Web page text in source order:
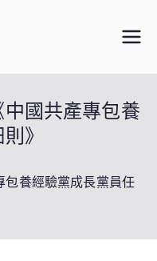
國共產專包養
》
包養經驗黨成長黨員任